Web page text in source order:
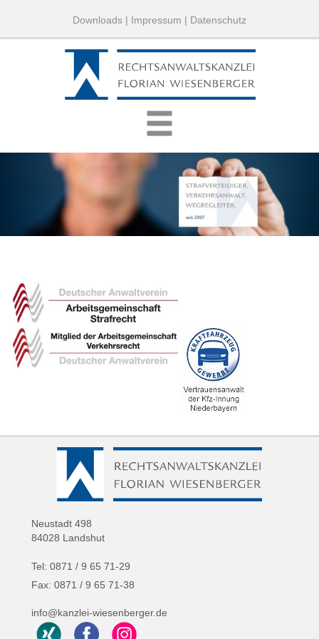
Downloads | Impressum | Datenschutz
Neustadt 498
84028 Landshut
Tel: 0871 / 9 65 71-29
Fax: 0871 / 9 65 71-38
info@kanzlei-wiesenberger.de